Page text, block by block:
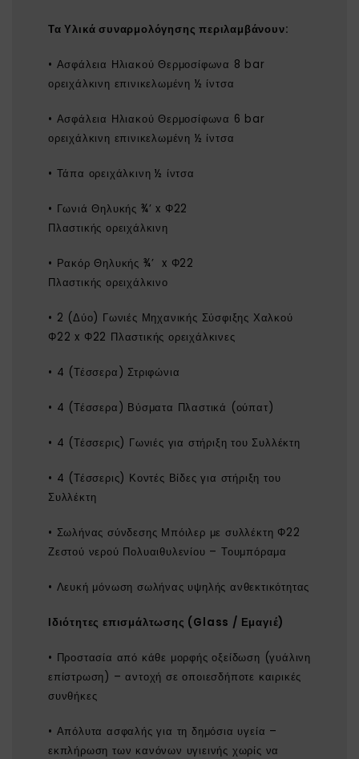
ΤαΥλικά συναρμολόγησης περιλαμβάνουν:
• Ασφάλεια Ηλιακού Θερμοσίφωνα 8 bar
ορειχάλκινη επινικελωμένη ½ ίντσα
• Ασφάλεια Ηλιακού Θερμοσίφωνα 6 bar
ορειχάλκινη επινικελωμένη ½ ίντσα
• Τάπα ορειχάλκινη ½ ίντσα
• Γωνιά Θηλυκής ¾’ x Φ22
Πλαστικής ορειχάλκινη
• Ρακόρ Θηλυκής ¾’ x Φ22
Πλαστικής ορειχάλκινο
• 2 (Δύο) Γωνιές Μηχανικής Σύσφιξης Χαλκού
Φ22 x Φ22 Πλαστικής ορειχάλκινες
• 4 (Τέσσερα) Στριφώνια
• 4 (Τέσσερα) Βύσματα Πλαστικά (ούπατ)
• 4 (Τέσσερις) Γωνιές για στήριξη του Συλλέκτη
• 4 (Τέσσερις) Κοντές Βίδες για στήριξη του
Συλλέκτη
• Σωλήνας σύνδεσης Μπόιλερ με συλλέκτη Φ22
Ζεστού νερού Πολυαιθυλενίου – Τουμπόραμα
• Λευκή μόνωση σωλήνας υψηλής ανθεκτικότητας
Ιδιότητες επισμάλτωσης (Glass / Εμαγιέ)
• Προστασία από κάθε μορφής οξείδωση (γυάλινη
επίστρωση) – αντοχή σε οποιεσδήποτε καιρικές
συνθήκες
• Απόλυτα ασφαλής για τη δημόσια υγεία –
εκπλήρωση των κανόνων υγιεινής χωρίς να